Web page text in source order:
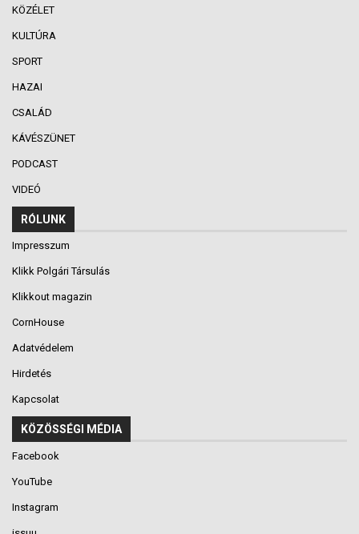
KÖZÉLET
KULTÚRA
SPORT
HAZAI
CSALÁD
KÁVÉSZÜNET
PODCAST
VIDEÓ
RÓLUNK
Impresszum
Klikk Polgári Társulás
Klikkout magazin
CornHouse
Adatvédelem
Hirdetés
Kapcsolat
KÖZÖSSÉGI MÉDIA
Facebook
YouTube
Instagram